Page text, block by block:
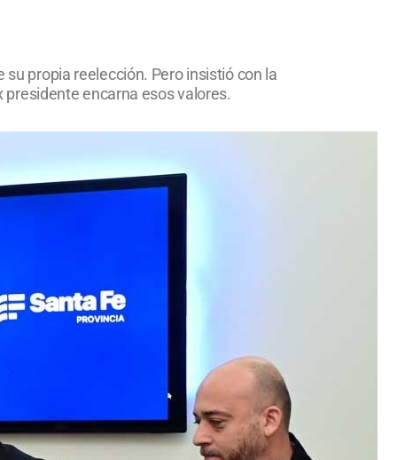
propia reelección. Pero insistió con la
encarna esos valores.